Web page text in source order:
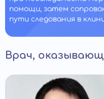
помощи, затем
пути следования в
Врач,